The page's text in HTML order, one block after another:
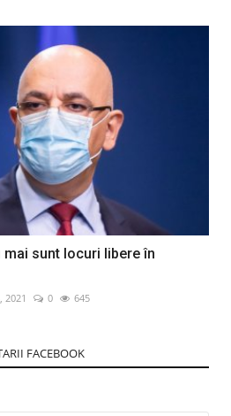
sunt locuri libere în
2021 0 645
FACEBOOK